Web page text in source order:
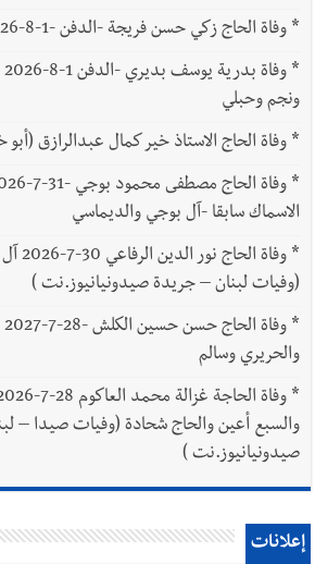
*وفاة الحاج زكي حسن فريجة -الدفن -1-8-2026
*
ونجم وحبلي
*وفاة الحاج الاستاذ خير كمال عبدالرازق (أبو خالد ) -
*
الاسماك سابقا -آل بوجي والديماسي
*
وفاة
(وفيات لبنان – جريدة صيدونيانيوز.نت )
*
والحريري وسالم
*
والسبع أعين والحاج شحادة (وفيات صيدا –
صيدونيانيوز.نت )
إعلانات